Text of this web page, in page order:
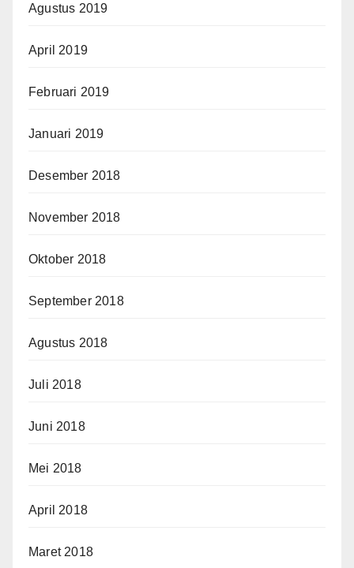
Agustus 2019
April 2019
Februari 2019
Januari 2019
Desember 2018
November 2018
Oktober 2018
September 2018
Agustus 2018
Juli 2018
Juni 2018
Mei 2018
April 2018
Maret 2018